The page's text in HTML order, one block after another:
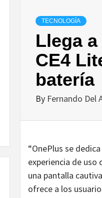
TECNOLOGÍA
Llega
CE4
batería
By Fernando Del
“OnePlus se
experiencia de uso
una pantalla
ofrece a los